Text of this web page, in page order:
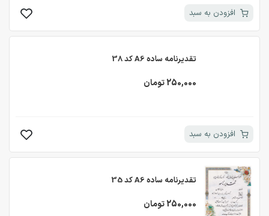
افزودن به سبد
تقدیرنامه ساده A6 کد 38
250,000 تومان
افزودن به سبد
تقدیرنامه ساده A6 کد 35
250,000 تومان